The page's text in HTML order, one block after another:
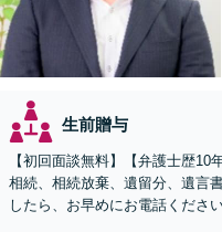
生前贈与
【初回面談無料】【弁護士歴
相続、相続放棄、遺留分、遺言
したら、お早めにお電話くださ